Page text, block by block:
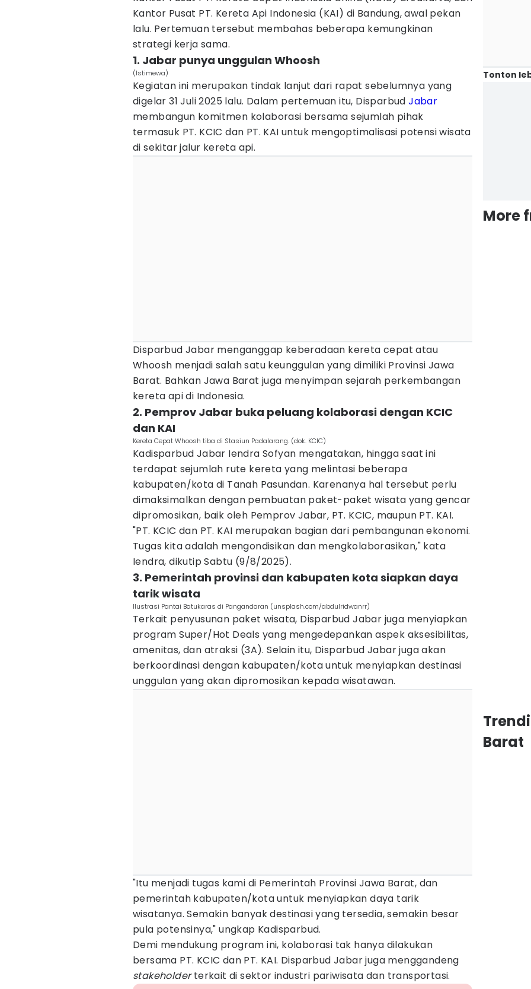
Kantor Pusat PT. Kereta Api Indonesia (KAI) di Bandung, awal pekan
lalu. Pertemuan tersebut membahas beberapa kemungkinan
strategi kerja sama.
1. Jabar punya unggulan Whoosh
(Istimewa)
Kegiatan ini merupakan tindak lanjut dari rapat sebelumnya yang
digelar 31 Juli 2025 lalu. Dalam pertemuan itu, DisparbudJabar
membangun komitmen kolaborasi bersama sejumlah pihak
termasuk PT. KCIC dan PT. KAI untuk mengoptimalisasi potensi wisata
di sekitar jalur kereta api.
Disparbud Jabar menganggap keberadaan kereta cepat atau
Whoosh menjadi salah satu keunggulan yang dimiliki Provinsi Jawa
Barat. Bahkan Jawa Barat juga menyimpan sejarah perkembangan
kereta api di Indonesia.
2. Pemprov Jabar buka peluang kolaborasi dengan KCIC
dan KAI
Kereta Cepat Whoosh tiba di Stasiun Padalarang. (dok. KCIC)
Kadisparbud Jabar Iendra Sofyan mengatakan, hingga saat ini
terdapat sejumlah rute kereta yang melintasi beberapa
kabupaten/kota di Tanah Pasundan. Karenanya hal tersebut perlu
dimaksimalkan dengan pembuatan paket-paket wisata yang gencar
dipromosikan, baik oleh Pemprov Jabar, PT. KCIC, maupun PT. KAI.
"PT. KCIC dan PT. KAI merupakan bagian dari pembangunan ekonomi.
Tugas kita adalah mengondisikan dan mengkolaborasikan," kata
Iendra, dikutip Sabtu (9/8/2025).
3. Pemerintah provinsi dan kabupaten kota siapkan daya
tarik wisata
Ilustrasi Pantai Batukaras di Pangandaran (unsplash.com/abdulridwanrr)
Terkait penyusunan paket wisata, Disparbud Jabar juga menyiapkan
program Super/Hot Deals yang mengedepankan aspek aksesibilitas,
amenitas, dan atraksi (3A). Selain itu, Disparbud Jabar juga akan
berkoordinasi dengan kabupaten/kota untuk menyiapkan destinasi
unggulan yang akan dipromosikan kepada wisatawan.
"Itu menjadi tugas kami di Pemerintah Provinsi Jawa Barat, dan
pemerintah kabupaten/kota untuk menyiapkan daya tarik
wisatanya. Semakin banyak destinasi yang tersedia, semakin besar
pula potensinya," ungkap Kadisparbud.
Demi mendukung program ini, kolaborasi tak hanya dilakukan
bersama PT. KCIC dan PT. KAI. Disparbud Jabar juga menggandeng
stakeholderterkait di sektor industri pariwisata dan transportasi.
Tonton
More
Barat